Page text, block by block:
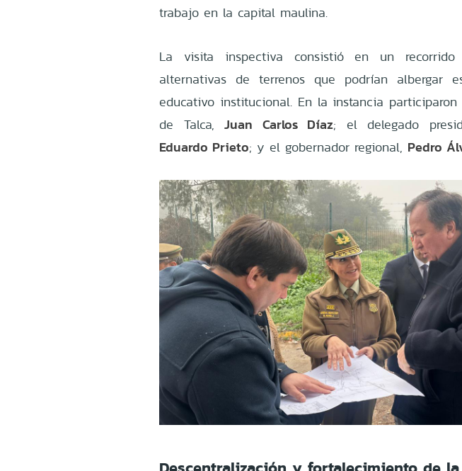
trabajo en la capital maulina.
La visita inspectiva consistió en un recorrido
alternativas de terrenos que podrían albergar
educativo institucional. En la instancia
de Talca,Juan Carlos Díaz; el delegado
Eduardo Prieto; y el gobernador regional, Pedro